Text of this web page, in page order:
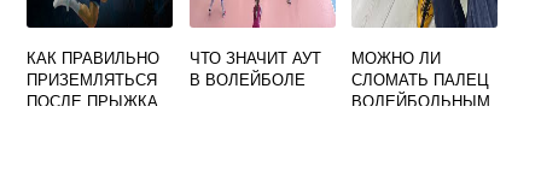
КАК ПРАВИЛЬНО
ПРИЗЕМЛЯТЬСЯ
ПОСЛЕ ПРЫЖКА
ЧТО ЗНАЧИТ АУТ
В ВОЛЕЙБОЛЕ
МОЖНО ЛИ
СЛОМАТЬ ПАЛЕЦ
ВОЛЕЙБОЛЬНЫМ